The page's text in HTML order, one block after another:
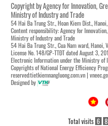
Copyright by Agency for Innovation,
Ministry of Industry and Trade
54 Hai Ba Trung Str., Hoan Kiem Dist.,
Content responsibility: Agency for
Ministry of Industry and Trade
54 Hai Ba Trung Str., Cua Nam ward, Hanoi,
License No. 148/GP-TTĐT dated August 3,
Electronic Information under the Ministry of
Copyrights of National Energy Efficiency
reserved:tietkiemnangluong.com.vn |
Designed by
Total visits 6 8